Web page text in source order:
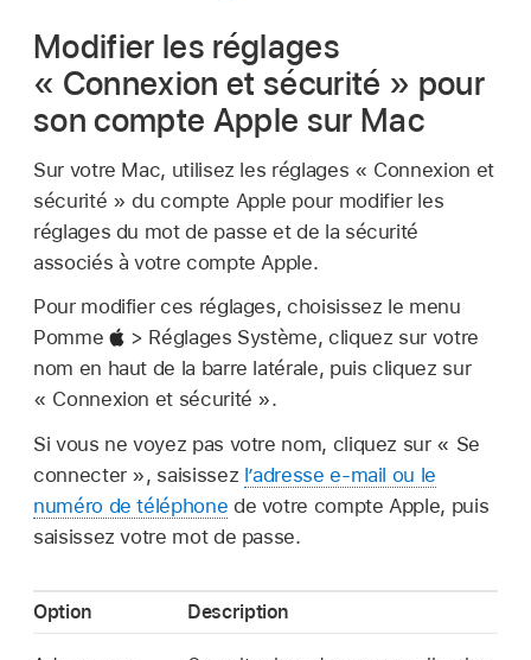
Modifier les réglages
« Connexion et sécurité » pour
son compte Apple sur Mac
Sur votre Mac, utilisez les réglages « Connexion et
sécurité » du compte Apple pour modifier les
réglages du mot de passe et de la sécurité
associés à votre compte Apple.
Pour modifier ces réglages, choisissez le menu
Pomme
> Réglages Système, cliquez sur votre
nom en haut de la barre latérale, puis cliquez sur
« Connexion et sécurité ».
Si vous ne voyez pas votre nom, cliquez sur « Se
connecter », saisissez l’adresse e-mail ou le
numéro de téléphone de votre compte Apple, puis
saisissez votre mot de passe.
Option Description